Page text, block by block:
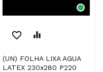
favorite_border equalizer
(UN) FOLHA LIXA AGUA
LATEX 230x280 P220